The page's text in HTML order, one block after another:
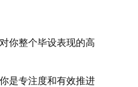
你整个毕设表现的高
是专注度和有效推进